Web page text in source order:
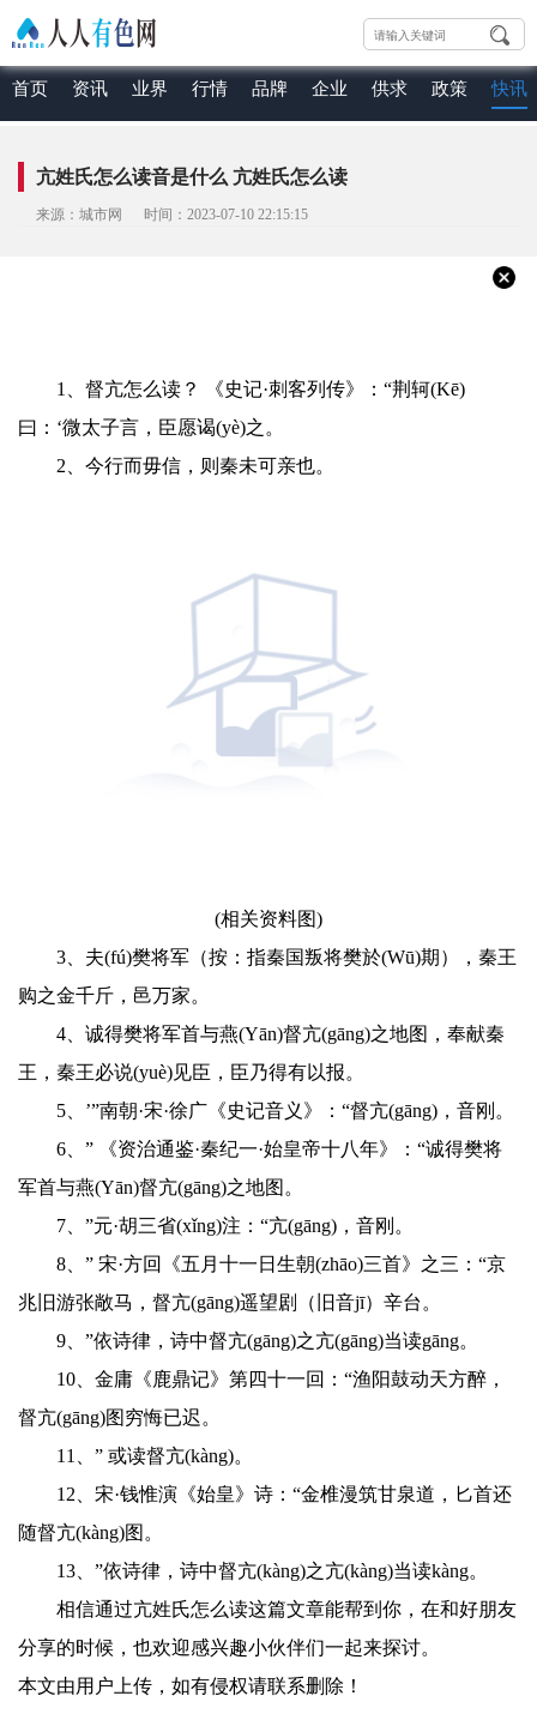
首页 资讯 业界 行情 品牌 企业 供求 政策 快讯
亢姓氏怎么读音是什么 亢姓氏怎么读
来源：城市网 时间：2023-07-10 22:15:15
1、督亢怎么读？ 《史记·刺客列传》：“荆轲(Kē)
曰：‘微太子言，臣愿谒(yè)之。
2、今行而毋信，则秦未可亲也。
(相关资料图)
3、夫(fú)樊将军（按：指秦国叛将樊於(Wū)期），秦王
购之金千斤，邑万家。
4、诚得樊将军首与燕(Yān)督亢(gāng)之地图，奉献秦
王，秦王必说(yuè)见臣，臣乃得有以报。
5、’”南朝·宋·徐广《史记音义》：“督亢(gāng)，音刚。
6、” 《资治通鉴·秦纪一·始皇帝十八年》：“诚得樊将
军首与燕(Yān)督亢(gāng)之地图。
7、”元·胡三省(xǐng)注：“亢(gāng)，音刚。
8、” 宋·方回《五月十一日生朝(zhāo)三首》之三：“京
兆旧游张敞马，督亢(gāng)遥望剧（旧音jī）辛台。
9、”依诗律，诗中督亢(gāng)之亢(gāng)当读gāng。
10、金庸《鹿鼎记》第四十一回：“渔阳鼓动天方醉，
督亢(gāng)图穷悔已迟。
11、” 或读督亢(kàng)。
12、宋·钱惟演《始皇》诗：“金椎漫筑甘泉道，匕首还
随督亢(kàng)图。
13、”依诗律，诗中督亢(kàng)之亢(kàng)当读kàng。
相信通过亢姓氏怎么读这篇文章能帮到你，在和好朋友
分享的时候，也欢迎感兴趣小伙伴们一起来探讨。
本文由用户上传，如有侵权请联系删除！